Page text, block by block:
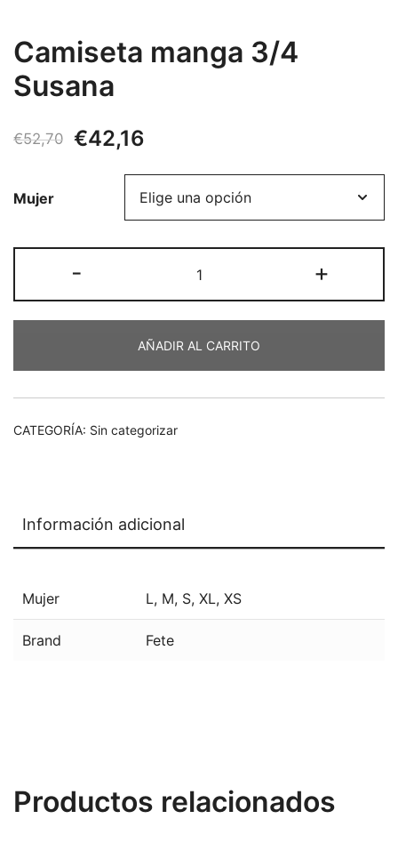
Camiseta manga 3/4
Susana
€52,70 El
precio
original
era:
€52,70.
€42,16
precio
actual
es:
€42,16.
Mujer
-
manga
3/4
cantidad
+
AÑADIR AL CARRITO
CATEGORÍA: Sin categorizar
Información adicional
Mujer L, M, S, XL, XS
Brand Fete
Productos relacionados